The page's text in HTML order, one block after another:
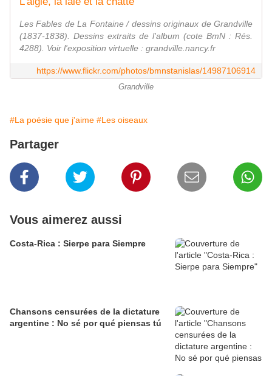
Les Fables de La Fontaine / dessins originaux de Grandville
(1837-1838). Dessins extraits de l'album (cote BmN : Rés.
4288). Voir l'exposition virtuelle : grandville.nancy.fr
https://www.flickr.com/photos/bmnstanislas/14987106914
Grandville
#La poésie que j'aime #Les oiseaux
Partager
Vous aimerez aussi
Costa-Rica : Sierpe para Siempre
Chansons censurées de la dictature
argentine : No sé por qué piensas tú